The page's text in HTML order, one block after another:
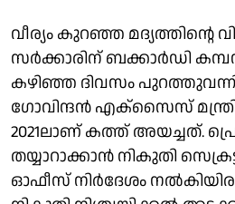
വീര്യം കുറഞ്ഞ മദ്യത്തിൻ്റെ
സർക്കാരിന് ബക്കാർഡി
കഴിഞ്ഞ ദിവസം
ഗോവിന്ദൻ എക്സൈസ്
2021ലാണ് കത്ത് അയച്ചത്.
തയ്യാറാക്കാൻ നികുതി
ഓഫീസ് നിർദേശം